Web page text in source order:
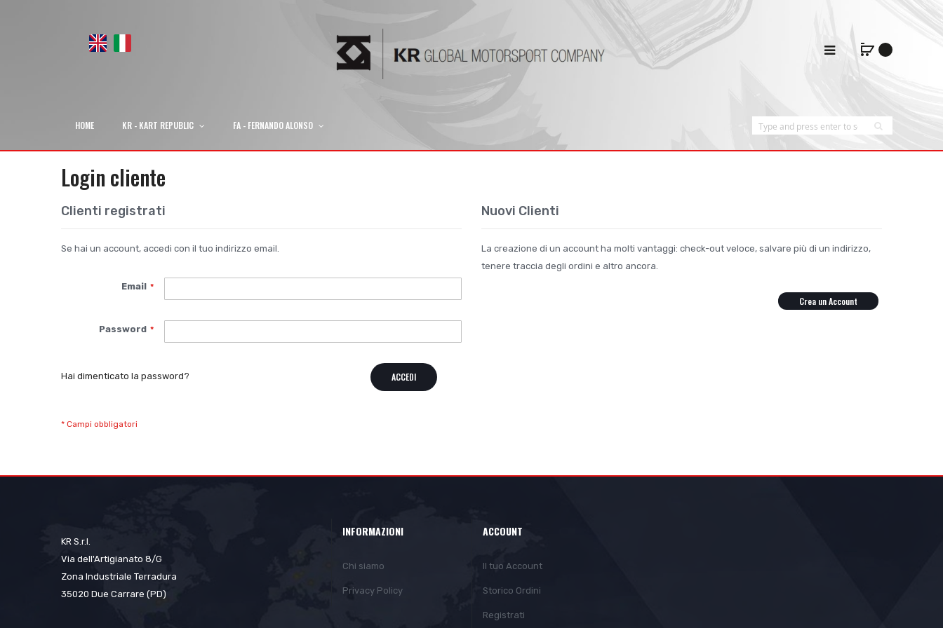
HOME KR - KART REPUBLIC FA - FERNANDO ALONSO
Login cliente
Clienti registrati
Se hai un account, accedi con il tuo indirizzo email.
Email
Password
ACCEDI
Hai dimenticato la password?
Nuovi Clienti
La creazione di un account ha molti vantaggi: check-out veloce, salvare più di un indirizzo,
tenere traccia degli ordini e altro ancora.
Crea un Account
KR S.r.l.
Via dell'Artigianato 8/G
Zona Industriale Terradura
35020 Due Carrare (PD)
INFORMAZIONI
Chi siamo
Privacy Policy
ACCOUNT
Il tuo Account
Storico Ordini
Registrati